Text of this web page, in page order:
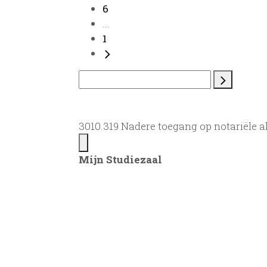
6
...
1
3010.319 Nadere toegang op notariële
Mijn Studiezaal